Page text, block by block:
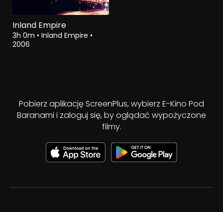
Inland Empire
3h 0m • Inland Empire •
2006
Pobierz aplikację ScreenPlus, wybierz E-Kino Pod
Baranami i zaloguj się, by oglądać wypożyczone
filmy.